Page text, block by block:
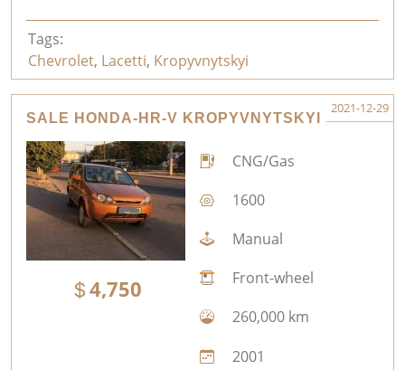
Tags:
Chevrolet, Lacetti, Kropyvnytskyi
SALE HONDA-HR-V KROPYVNYTSKYI
2021-12-29
4,750
CNG/Gas
1600
Manual
Front-wheel
260,000 km
2001